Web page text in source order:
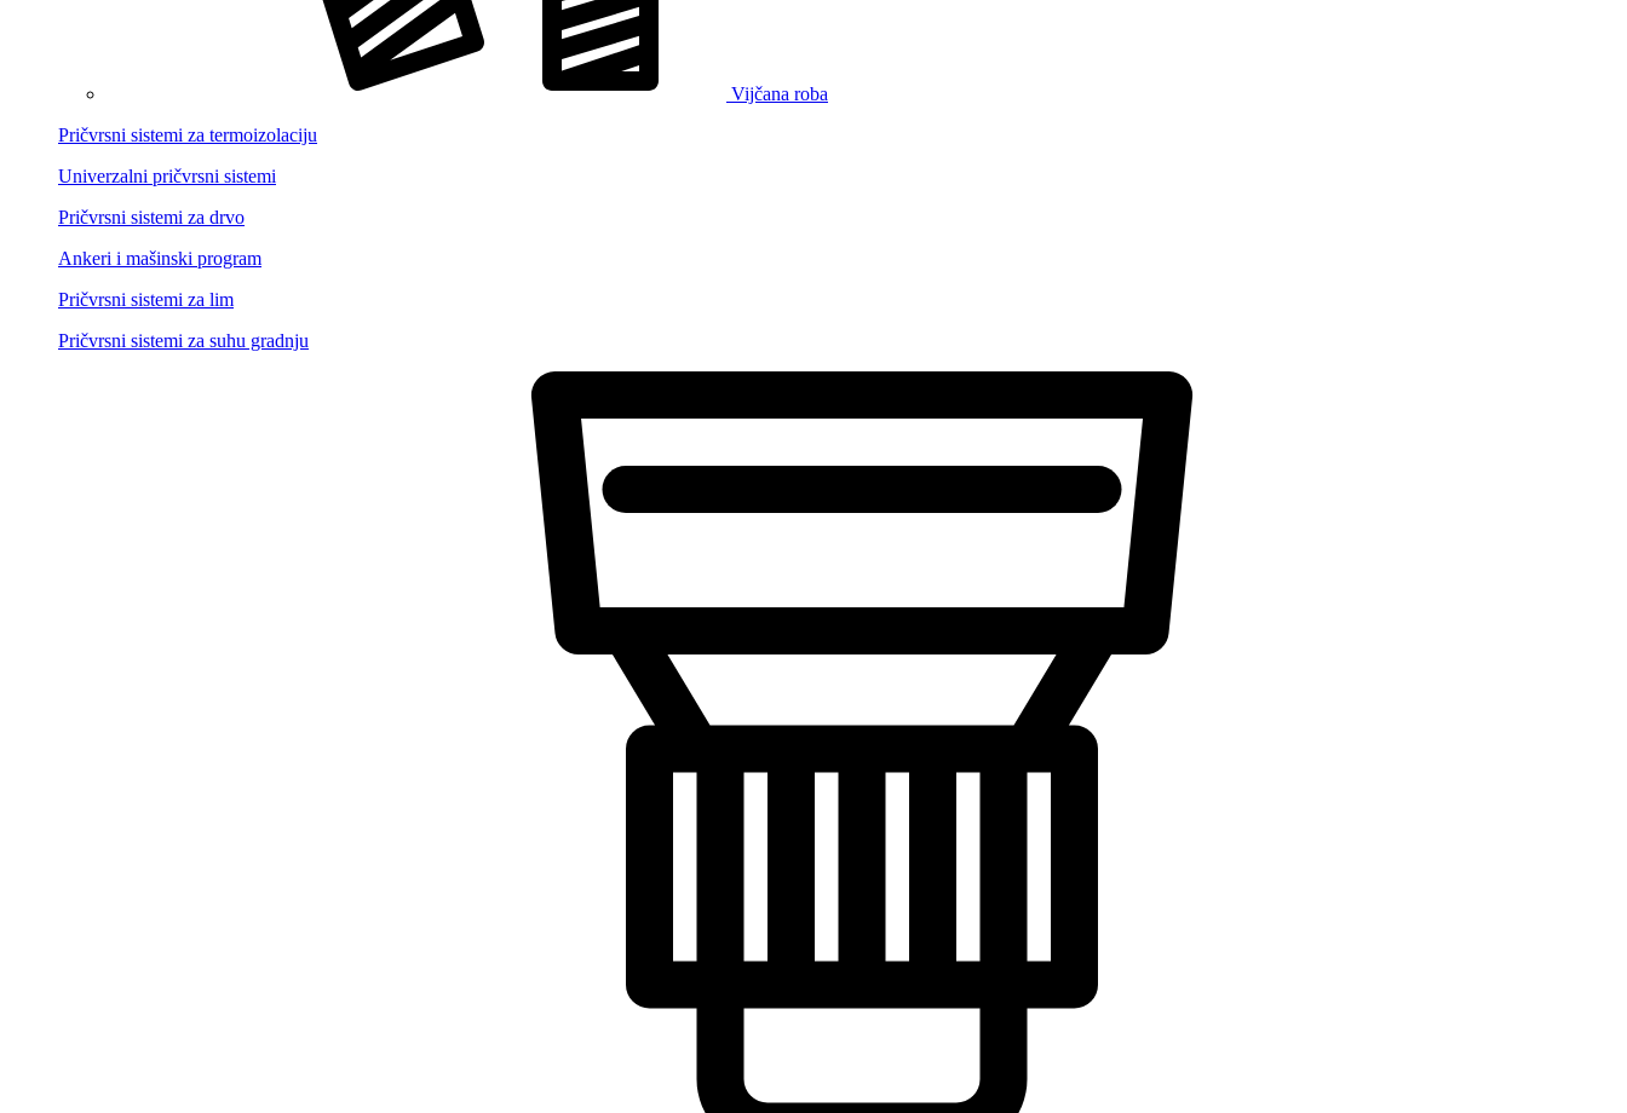
Vijčana roba
Pričvrsni sistemi za termoizolaciju
Univerzalni pričvrsni sistemi
Pričvrsni sistemi za drvo
Ankeri i mašinski program
Pričvrsni sistemi za lim
Pričvrsni sistemi za suhu gradnju